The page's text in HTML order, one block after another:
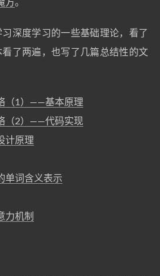
方。
深度学习的一些基础理论，看了
了两遍，也写了几篇总结性的文
（1）——基本原理
（2）——代码实现
计原理
单词含义表示
力机制